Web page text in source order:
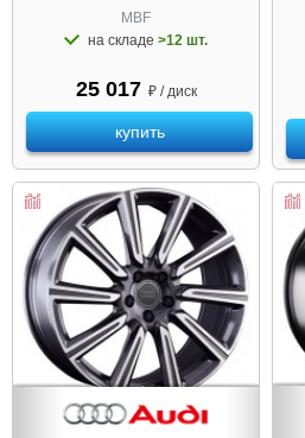
MBF
на складе >12 шт.
25 017 ₽ / диск
купить